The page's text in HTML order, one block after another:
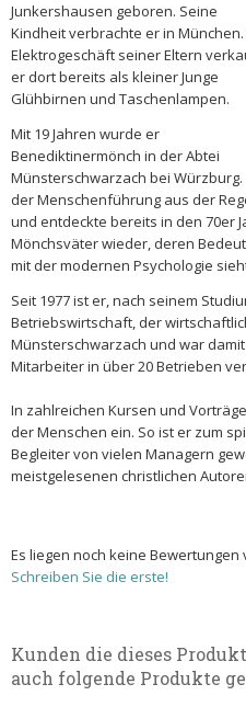
Junkershausen geboren. Seine
Kindheit verbrachte er in München.
Elektrogeschäft seiner Eltern
er dort bereits als kleiner Junge
Glühbirnen und Taschenlampen.
Mit 19 Jahren wurde er
Benediktinermönch in der Abtei
Münsterschwarzach bei
der Menschenführung aus der
und entdeckte bereits in den 70er
Mönchsväter wieder, deren
mit der modernen Psychologie
Seit 1977 ist er, nach seinem
Betriebswirtschaft, der
Münsterschwarzach und war
Mitarbeiter in über 20 Betrieben
In zahlreichen Kursen und
der Menschen ein. So ist er zum
Begleiter von vielen Managern
meistgelesenen christlichen
Es liegen noch keine Bewertungen
Schreiben Sie die erste!
Kunden die dieses
auch folgende Produkte